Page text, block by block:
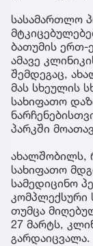
სასამართლო
ბათუმის ერთ-
ამავე
შემდეგაც,
მას სხეულის
სახიფათო
პარკში
ახალშობილს,
სახიფათო
სამედიცინო
კომპლექსური
თუმცა
27 მარტს,
გარდაიცვალა.